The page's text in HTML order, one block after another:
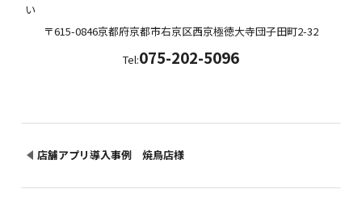
い
〒615-0846京都府京都市右京区西京極徳大寺団子田町2-32
Tel:075-202-5096
店舗アプリ導入事例 焼鳥店様